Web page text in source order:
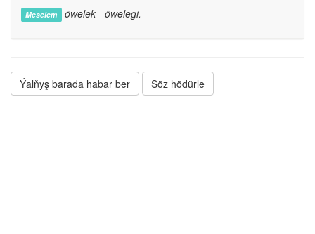
Meselem öwelek - öwelegi.
Ýalňyş barada habar ber Söz hödürle